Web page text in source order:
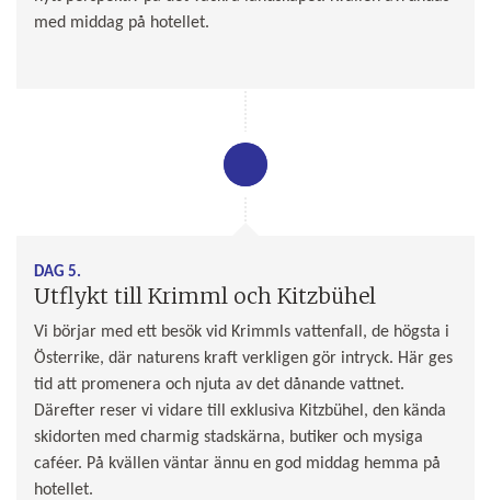
med middag på hotellet.
DAG 5.
Utflykt till Krimml och Kitzbühel
Vi börjar med ett besök vid Krimmls vattenfall, de högsta i
Österrike, där naturens kraft verkligen gör intryck. Här ges
tid att promenera och njuta av det dånande vattnet.
Därefter reser vi vidare till exklusiva Kitzbühel, den kända
skidorten med charmig stadskärna, butiker och mysiga
caféer. På kvällen väntar ännu en god middag hemma på
hotellet.